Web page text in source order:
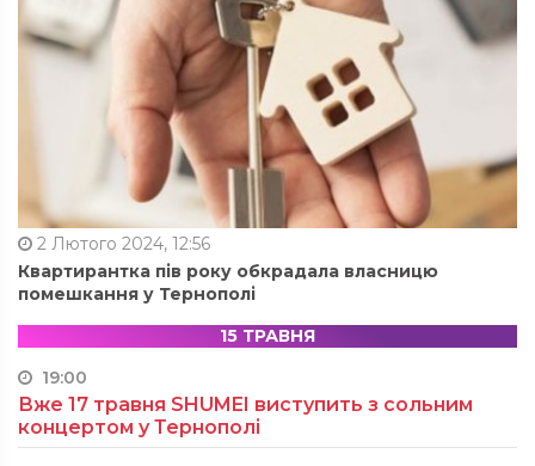
2 Лютого 2024, 12:56
Квартирантка пів року обкрадала власницю
помешкання у Тернополі
15 ТРАВНЯ
19:00
Вже 17 травня SHUMEI виступить з сольним
концертом у Тернополі